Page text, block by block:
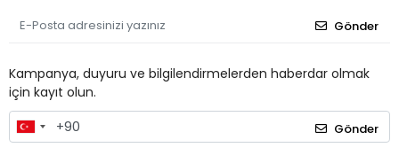
Gönder
Kampanya, duyuru ve bilgilendirmelerden haberdar olmak
için kayıt olun.
Gönder